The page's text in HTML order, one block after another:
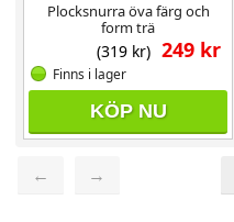
Plocksnurra öva färg och
form trä
249 kr
(319 kr)
Finns i lager
KÖP NU
← →